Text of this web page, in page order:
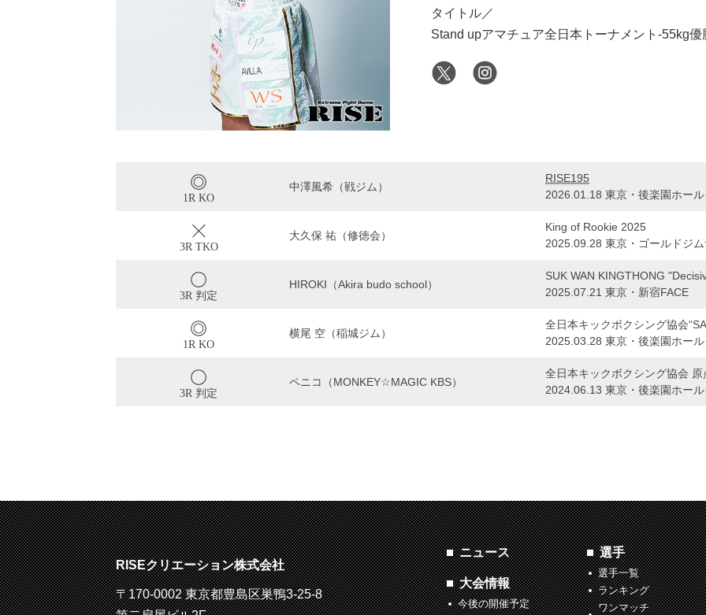
タイトル／
Stand upアマチュア全日本トーナメント-55kg優
1R KO
中澤風希（戦ジム）
RISE195
2026.01.18 東京・後楽園ホール
3R TKO
大久保 祐（修徳会）
King of Rookie 2025
2025.09.28 東京・ゴールドジ
3R 判定
HIROKI（Akira budo school）
SUK WAN KINGTHONG
2025.07.21 東京・新宿FACE
1R KO
横尾 空（稲城ジム）
全日本キックボクシング協会
2025.03.28 東京・後楽園ホール
3R 判定
ペニコ（MONKEY☆MAGIC KBS）
全日本キックボクシング協会
2024.06.13 東京・後楽園ホール
RISEクリエーション株式会社
〒170-0002 東京都豊島区巣鴨3-25-8
ニュース
大会情報
今後の開催予定
選手
選手一覧
ランキング
ワンマッチ